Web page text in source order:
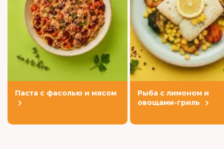
Паста с фасолью и мясом
Рыба с лимоном и
овощами-гриль